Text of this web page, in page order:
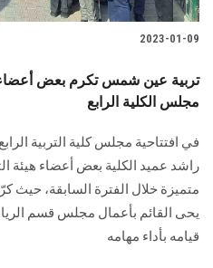
2023-01-09
تربية عين شمس تكرم بعض أعضاء
مجلس الكلية الرابع
في افتتاحية مجلس كلية التربية
راشد عميد الكلية بعض أعضاء هيئة
متميزة خلال الفترة السابقة، حيث
يحى القائم بأعمال مجلس قسم
قيامه بأداء مهامه